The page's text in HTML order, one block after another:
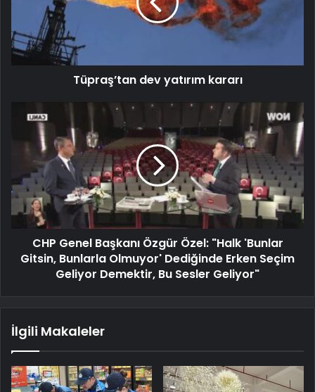
Tüpraş’tan dev yatırım kararı
CHP Genel Başkanı Özgür Özel: "Halk 'Bunlar
Gitsin, Bunlarla Olmuyor' Dediğinde Erken Seçim
Geliyor Demektir, Bu Sesler Geliyor"
İlgili Makaleler